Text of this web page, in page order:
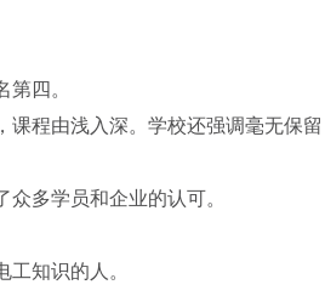
四。
课程由浅入深。学校还强调毫无保留
多学员和企业的认可。
知识的人。